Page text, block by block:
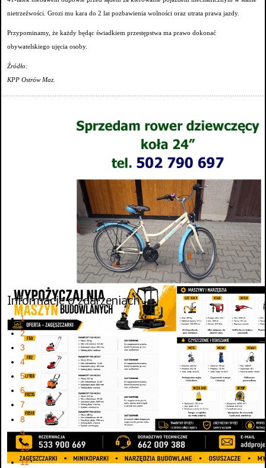
nietrzeźwości. Grozi mu kara do 2 lat pozbawienia wolności oraz utrata prawa jazdy.
Przypominamy, że każdy będąc świadkiem przestępstwa ma prawo dokonać
obywatelskiego ujęcia osoby.
Źródło:
KPP Ostrów Maz.
Informacje o zdarzeniach
1
2
3
4
5
6
7
8
9
10
11